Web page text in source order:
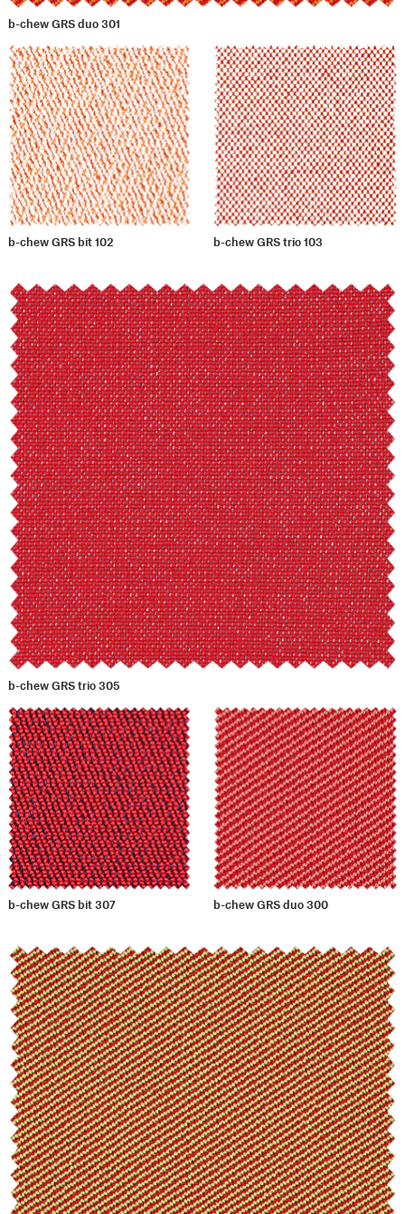
b-chew GRS duo 301
b-chew GRS bit 102 b-chew GRS trio 103
b-chew GRS trio 305
b-chew GRS bit 307 b-chew GRS duo 300